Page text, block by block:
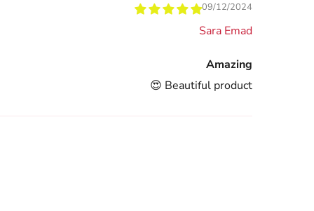
09/12/2024
Sara Emad
Amazing
Beautiful product 😍